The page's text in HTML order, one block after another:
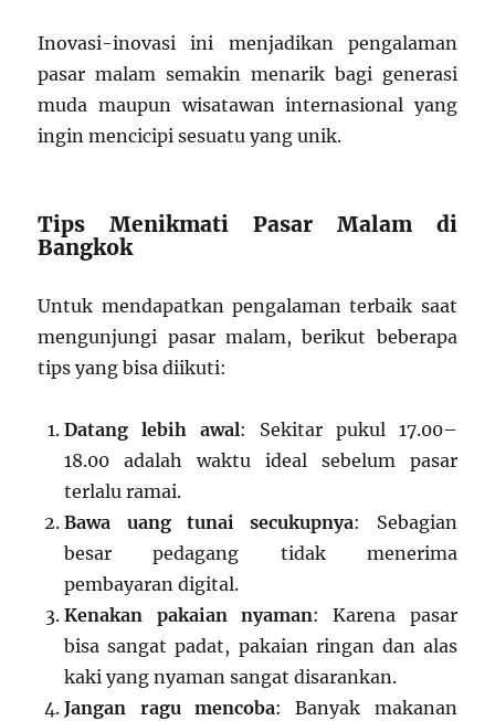
Inovasi-inovasi ini menjadikan pengalaman
pasar malam semakin menarik bagi generasi
muda maupun wisatawan internasional yang
ingin mencicipi sesuatu yang unik.
Tips Menikmati Pasar Malam di
Bangkok
Untuk mendapatkan pengalaman terbaik saat
mengunjungi pasar malam, berikut beberapa
tips yang bisa diikuti:
Datang lebih awal: Sekitar pukul 17.00–
18.00 adalah waktu ideal sebelum pasar
terlalu ramai.
Bawa uang tunai secukupnya: Sebagian
besar pedagang tidak menerima
pembayaran digital.
Kenakan pakaian nyaman: Karena pasar
bisa sangat padat, pakaian ringan dan alas
kaki yang nyaman sangat disarankan.
Jangan ragu mencoba: Banyak makanan